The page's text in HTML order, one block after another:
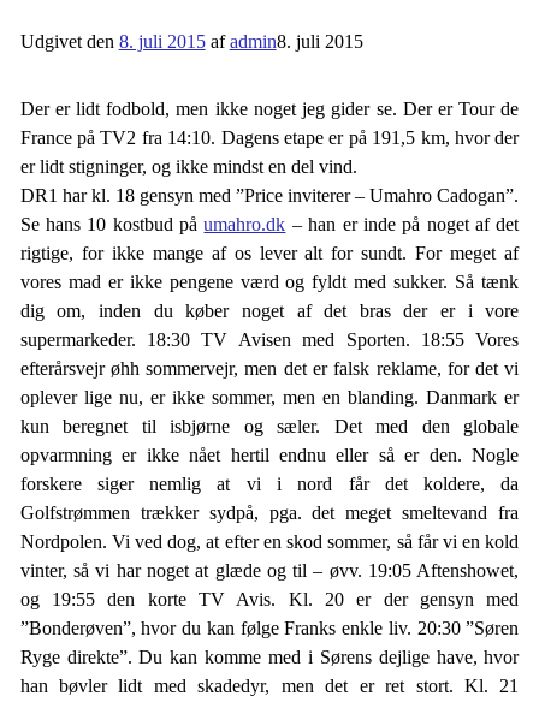
Udgivet den 8. juli 2015 afadmin8. juli 2015
Der er lidt fodbold, men ikke noget jeg gider se. Der er Tour de
France på TV2 fra 14:10. Dagens etape er på 191,5 km, hvor der
er lidt stigninger, og ikke mindst en del vind.
DR1 har kl. 18 gensyn med ”Price inviterer – Umahro Cadogan”.
Se hans 10 kostbud påumahro.dk – han er inde på noget af det
rigtige, for ikke mange af os lever alt for sundt. For meget af
vores mad er ikke pengene værd og fyldt med sukker. Så tænk
dig om, inden du køber noget af det bras der er i vore
supermarkeder. 18:30 TV Avisen med Sporten. 18:55 Vores
efterårsvejr øhh sommervejr, men det er falsk reklame, for det vi
oplever lige nu, er ikke sommer, men en blanding. Danmark er
kun beregnet til isbjørne og sæler. Det med den globale
opvarmning er ikke nået hertil endnu eller så er den. Nogle
forskere siger nemlig at vi i nord får det koldere, da
Golfstrømmen trækker sydpå, pga. det meget smeltevand fra
Nordpolen. Vi ved dog, at efter en skod sommer, så får vi en kold
vinter, så vi har noget at glæde og til – øvv. 19:05 Aftenshowet,
og 19:55 den korte TV Avis. Kl. 20 er der gensyn med
”Bonderøven”, hvor du kan følge Franks enkle liv. 20:30 ”Søren
Ryge direkte”. Du kan komme med i Sørens dejlige have, hvor
han bøvler lidt med skadedyr, men det er ret stort. Kl. 21